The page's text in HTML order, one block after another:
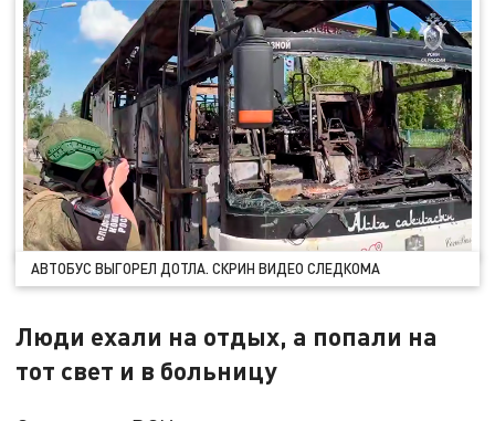
АВТОБУС ВЫГОРЕЛ ДОТЛА. СКРИН ВИДЕО СЛЕДКОМА
Люди ехали на отдых, а попали на
тот свет и в больницу